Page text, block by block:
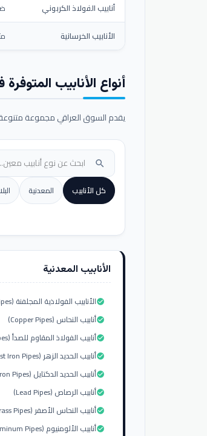
أنابيب الفولاذ الكربوني
الأنابيب الخرسانية
أنواع الأنابيب
يقدم السوق العراقي مجموعة متنوعة
search
كل الأنابيب المعدنية
الأنابيب المعدنية
الأنابيب الفولاذية المجلفنة (Galvanized Steel Pipes)check_circle
أنابيب النحاس (Copper Pipes)check_circle
أنابيب الفولاذ المقاوم للصدأ (Stainless Steel Pipes)check_circle
أنابيب الحديد الزهر (Cast Iron Pipes)check_circle
أنابيب الحديد الدكتايل (Ductile Iron Pipes)check_circle
أنابيب الرصاص (Lead Pipes)check_circle
أنابيب النحاس الأصفر (Brass Pipes)check_circle
أنابيب الألومنيوم (Aluminum Pipes)check_circle